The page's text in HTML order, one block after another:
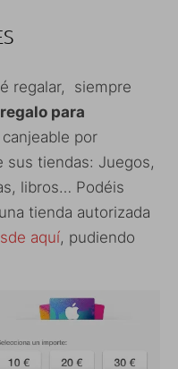
regalar, siempre
para
canjeable por
sus tiendas: Juegos,
libros… Podéis
tienda autorizada
aquí, pudiendo